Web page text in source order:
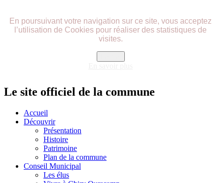
En poursuivant votre navigation sur ce site, vous acceptez
l’utilisation de Cookies pour réaliser des statistiques de
visites.
Le site officiel de la commune
Accueil
Découvrir
Présentation
Histoire
Patrimoine
Plan de la commune
Conseil Municipal
Les élus